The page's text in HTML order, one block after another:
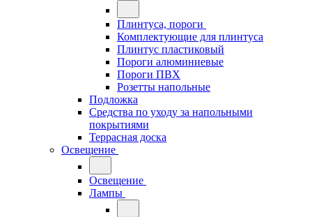
Плинтуса, пороги
Комплектующие для плинтуса
Плинтус пластиковый
Пороги алюминиевые
Пороги ПВХ
Розетты напольные
Подложка
Средства по уходу за напольными
покрытиями
Террасная доска
Освещение
Освещение
Лампы